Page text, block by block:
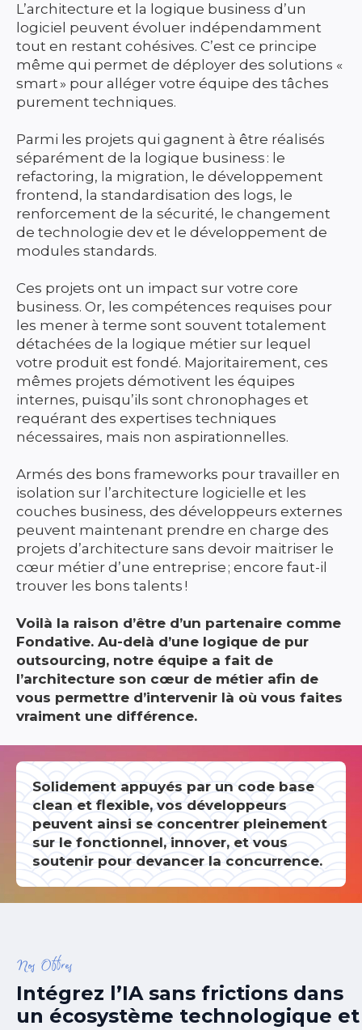
L’architecture et la logique business d’un
logiciel peuvent évoluer indépendamment
tout en restant cohésives. C’est ce principe
même qui permet de déployer des solutions «
smart » pour alléger votre équipe des tâches
purement techniques.
Parmi les projets qui gagnent à être réalisés
séparément de la logique business : le
refactoring, la migration, le développement
frontend, la standardisation des logs, le
renforcement de la sécurité, le changement
de technologie dev et le développement de
modules standards.
Ces projets ont un impact sur votre core
business. Or, les compétences requises pour
les mener à terme sont souvent totalement
détachées de la logique métier sur lequel
votre produit est fondé. Majoritairement, ces
mêmes projets démotivent les équipes
internes, puisqu’ils sont chronophages et
requérant des expertises techniques
nécessaires, mais non aspirationnelles.
Armés des bons frameworks pour travailler en
isolation sur l’architecture logicielle et les
couches business, des développeurs externes
peuvent maintenant prendre en charge des
projets d’architecture sans devoir maitriser le
cœur métier d’une entreprise ; encore faut-il
trouver les bons talents !
Voilà la raison d’être d’un partenaire comme
Fondative. Au-delà d’une logique de pur
outsourcing, notre équipe a fait de
l’architecture son cœur de métier afin de
vous permettre d’intervenir là où vous faites
vraiment une différence.
Solidement appuyés par un code base
clean et flexible, vos développeurs
peuvent ainsi se concentrer pleinement
sur le fonctionnel, innover, et vous
soutenir pour devancer la concurrence.
Nos Offres
Intégrez l’IA sans frictions dans
un écosystème technologique et